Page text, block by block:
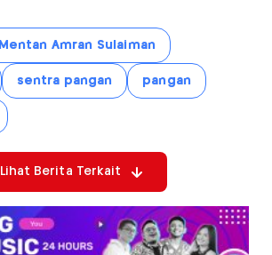
Mentan Amran Sulaiman
sentra pangan pangan
Lihat Berita Terkait